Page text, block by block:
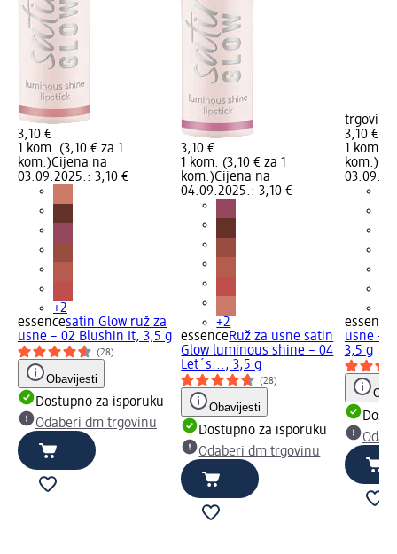
3,10 €
1 kom. (3,10 € za 1
kom.)Cijena na
03.09.2025.: 3,10 €
+2
essencesatin Glow ruž za
usne – 02 Blushin It, 3,5 g
(28)
Obavijesti
Dostupno za isporuku
Odaberi dm trgovinu
3,10 €
1 kom. (3,10 € za 1
kom.)Cijena na
04.09.2025.: 3,10 €
+2
essenceRuž za usne satin
Glow luminous shine – 04
Let´s..., 3,5 g
(28)
Obavijesti
Dostupno za isporuku
Odaberi dm trgovinu
trgovinu
3,10 €
1 kom.
kom.)
essence
usne –
3,5 g